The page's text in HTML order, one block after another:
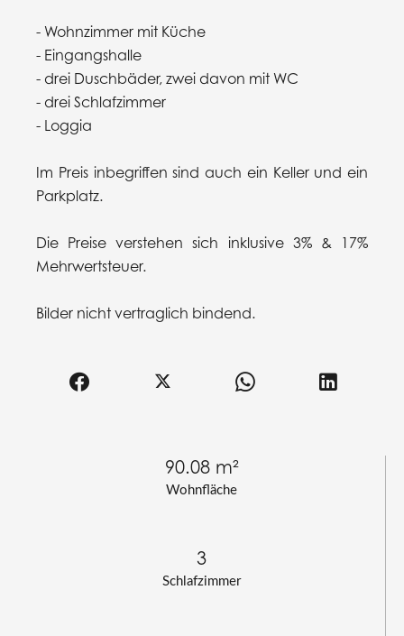
Wohnfläche
90.08 m²
Schlafzimmer
3
- Wohnzimmer mit Küche
- Eingangshalle
- drei Duschbäder, zwei davon mit WC
- drei Schlafzimmer
- Loggia
Im Preis inbegriffen sind auch ein Keller und ein
Parkplatz.
Die Preise verstehen sich inklusive 3% & 17%
Mehrwertsteuer.
Bilder nicht vertraglich bindend.